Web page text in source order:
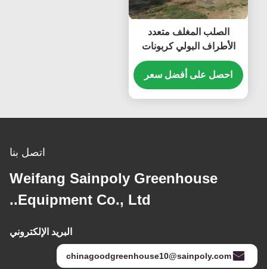
الصلب المغلف متعدد
الأطراف البولي كربونات
تجاري الدفيئة الطول
المخصص
احصل على أفضل سعر
اتصل بنا
Weifang Sainpoly Greenhouse
Equipment Co., Ltd..
البريد الإلكتروني
chinagoodgreenhouse10@sainpoly.com